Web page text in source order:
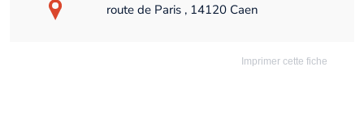
route de Paris , 14120 Caen
Imprimer cette fiche